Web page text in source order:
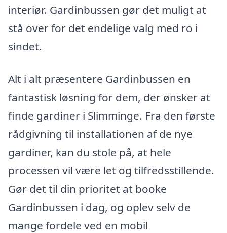
interiør. Gardinbussen gør det muligt at
stå over for det endelige valg med ro i
sindet.
Alt i alt præsentere Gardinbussen en
fantastisk løsning for dem, der ønsker at
finde gardiner i Slimminge. Fra den første
rådgivning til installationen af de nye
gardiner, kan du stole på, at hele
processen vil være let og tilfredsstillende.
Gør det til din prioritet at booke
Gardinbussen i dag, og oplev selv de
mange fordele ved en mobil